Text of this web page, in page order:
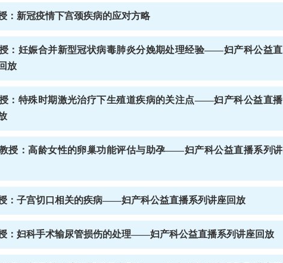
：新冠疫情下宫颈疾病的应对方略
：妊娠合并新型冠状病毒肺炎分娩期处理经验——妇产科公益直
放
：特殊时期激光治疗下生殖道疾病的关注点——妇产科公益直播
授：高龄女性的卵巢功能评估与助孕——妇产科公益直播系列讲
：子宫切口相关的疾病——妇产科公益直播系列讲座回放
：妇科手术输尿管损伤的处理——妇产科公益直播系列讲座回放